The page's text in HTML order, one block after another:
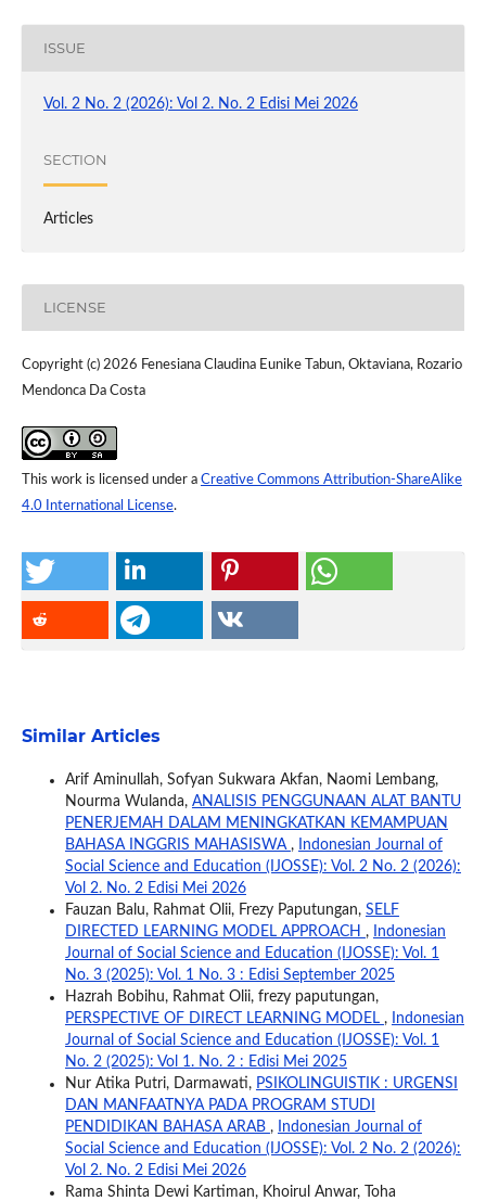
ISSUE
Vol. 2 No. 2 (2026): Vol 2. No. 2 Edisi Mei 2026
SECTION
Articles
LICENSE
Copyright (c) 2026 Fenesiana Claudina Eunike Tabun, Oktaviana, Rozario
Mendonca Da Costa
This work is licensed under a Creative Commons Attribution-ShareAlike
4.0 International License.
Similar Articles
Arif Aminullah, Sofyan Sukwara Akfan, Naomi Lembang,
Nourma Wulanda, ANALISIS PENGGUNAAN ALAT BANTU
PENERJEMAH DALAM MENINGKATKAN KEMAMPUAN
BAHASA INGGRIS MAHASISWA ,
Indonesian Journal of
Social Science and Education (IJOSSE): Vol. 2 No. 2 (2026):
Vol 2. No. 2 Edisi Mei 2026
Fauzan Balu, Rahmat Olii, Frezy Paputungan, SELF
DIRECTED LEARNING MODEL APPROACH ,
Indonesian
Journal of Social Science and Education (IJOSSE): Vol. 1
No. 3 (2025): Vol. 1 No. 3 : Edisi September 2025
Hazrah Bobihu, Rahmat Olii, frezy paputungan,
PERSPECTIVE OF DIRECT LEARNING MODEL ,
Indonesian
Journal of Social Science and Education (IJOSSE): Vol. 1
No. 2 (2025): Vol 1. No. 2 : Edisi Mei 2025
Nur Atika Putri, Darmawati, PSIKOLINGUISTIK : URGENSI
DAN MANFAATNYA PADA PROGRAM STUDI
PENDIDIKAN BAHASA ARAB ,
Indonesian Journal of
Social Science and Education (IJOSSE): Vol. 2 No. 2 (2026):
Vol 2. No. 2 Edisi Mei 2026
Rama Shinta Dewi Kartiman, Khoirul Anwar, Toha